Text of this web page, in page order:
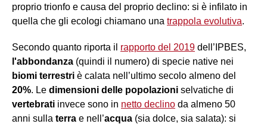
proprio trionfo e causa del proprio declino: si è infilato in
quella che gli ecologi chiamano una trappola evolutiva.
Secondo quanto riporta il rapporto del 2019 dell’IPBES,
l'abbondanza (quindi il numero) di specie native nei
biomi terrestri è calata nell’ultimo secolo almeno del
20%. Le dimensioni delle popolazioni selvatiche di
vertebrati invece sono in netto declino da almeno 50
anni sulla terra e nell’acqua (sia dolce, sia salata): si